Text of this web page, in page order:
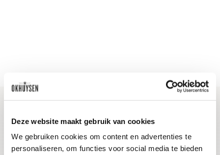
Deze website maakt gebruik van cookies
We gebruiken cookies om content en advertenties te
personaliseren, om functies voor social media te bieden
Blijf op de hoogte
Ontvang het laatste wijnnieuws, proeverijen en
evenementen